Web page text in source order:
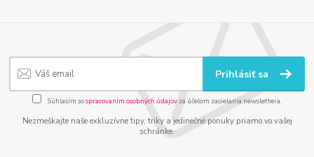
Prihlásiť sa
Súhlasím sospracovaním osobných údajov za účelom zasielania newslettera.
Nezmeškajte naše exkluzívne tipy, triky a jedinečné ponuky priamo vo vašej
schránke.